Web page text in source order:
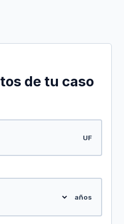
de tu caso
UF
años